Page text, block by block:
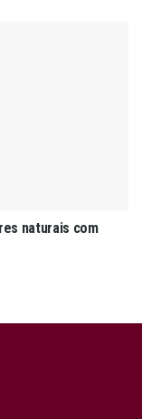
naturais com